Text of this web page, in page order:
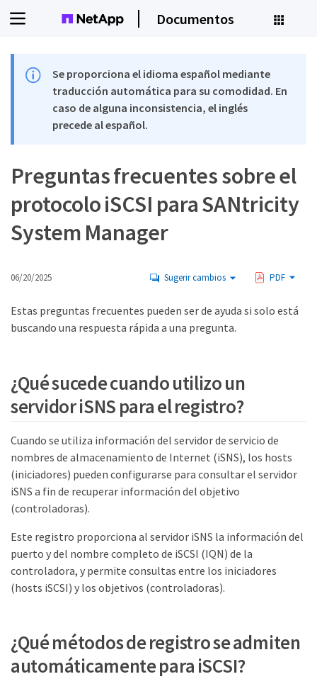
Documentos
Se proporciona el idioma español mediante
traducción automática para su comodidad. En
caso de alguna inconsistencia, el inglés
precede al español.
Preguntas frecuentes sobre el
protocolo iSCSI para SANtricity
System Manager
06/20/2025 Sugerir cambios PDF
Estas preguntas frecuentes pueden ser de ayuda si solo está
buscando una respuesta rápida a una pregunta.
¿Qué sucede cuando utilizo un
servidor iSNS para el registro?
Cuando se utiliza información del servidor de servicio de
nombres de almacenamiento de Internet (iSNS), los hosts
(iniciadores) pueden configurarse para consultar el servidor
iSNS a fin de recuperar información del objetivo
(controladoras).
Este registro proporciona al servidor iSNS la información del
puerto y del nombre completo de iSCSI (IQN) de la
controladora, y permite consultas entre los iniciadores
(hosts iSCSI) y los objetivos (controladoras).
¿Qué métodos de registro se admiten
automáticamente para iSCSI?